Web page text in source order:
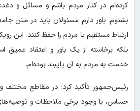
کرده‌ام در کنار مردم باشم و مسائل و
بشنوم. باور دارم مسئولان باید در متن
ارتباط مستقیم با مردم را حفظ کنند. این
بلکه برخاسته از یک باور و اعتقاد
خدمت به مردم به آن پایبند بوده‌ام.
رئیس‌جمهور تأکید کرد: در مقاطع مختلف
حساس، با وجود برخی ملاحظات و